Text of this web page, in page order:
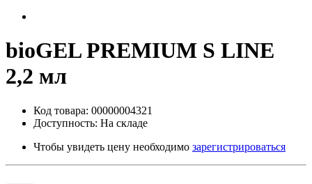
bioGEL PREMIUM S LINE
2,2 мл
Код товара: 00000004321
Доступность: На складе
Чтобы увидеть цену необходимо зарегистрироваться